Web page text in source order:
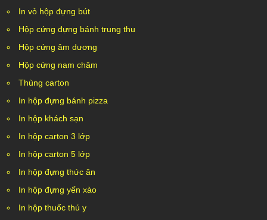
In vỏ hộp đựng bút
Hộp cứng đựng bánh trung thu
Hộp cứng âm dương
Hộp cứng nam châm
Thùng carton
In hộp đựng bánh pizza
In hộp khách sạn
In hộp carton 3 lớp
In hộp carton 5 lớp
In hộp đựng thức ăn
In hộp đựng yến xào
In hộp thuốc thú y